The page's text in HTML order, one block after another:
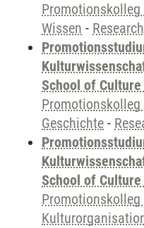
Wissen -
School of
Geschichte -
School of